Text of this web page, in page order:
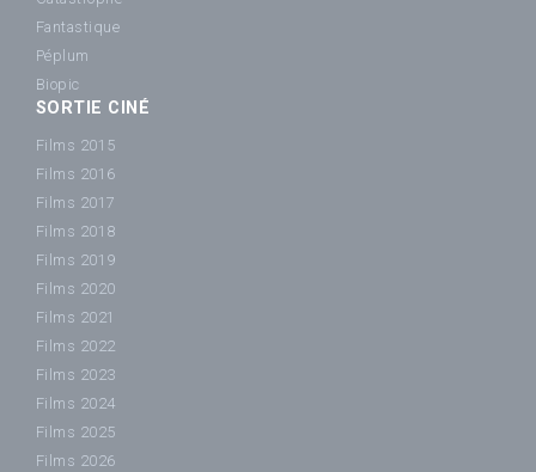
Fantastique
Péplum
Biopic
SORTIE CINÉ
Films 2015
Films 2016
Films 2017
Films 2018
Films 2019
Films 2020
Films 2021
Films 2022
Films 2023
Films 2024
Films 2025
Films 2026